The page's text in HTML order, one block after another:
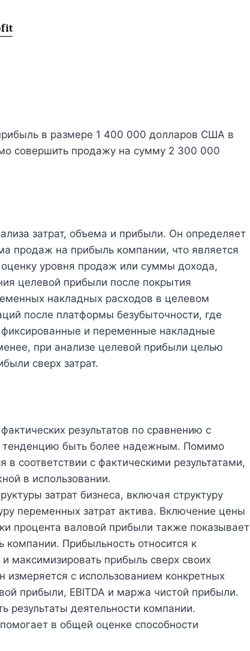
в размере 1 400 000 долларов США в
совершить продажу на сумму 2 300 000
затрат, объема и прибыли. Он определяет
продаж на прибыль компании, что является
уровня продаж или суммы дохода,
целевой прибыли после покрытия
накладных расходов в целевом
после платформы безубыточности, где
и переменные накладные
при анализе целевой прибыли целью
сверх затрат.
результатов по сравнению с
тенденцию быть более надежным. Помимо
в соответствии с фактическими результатами,
в использовании.
затрат бизнеса, включая структуру
переменных затрат актива. Включение цены
процента валовой прибыли также показывает
Прибыльность относится к
максимизировать прибыль сверх своих
с использованием конкретных
прибыли, EBITDA и маржа чистой прибыли.
результаты деятельности компании.
в общей оценке способности